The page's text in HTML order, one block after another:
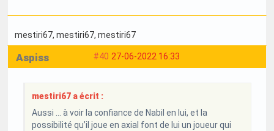
mestiri67, mestiri67, mestiri67
#40 27-06-2022 16:33
Aspiss
mestiri67 a écrit :
Aussi … à voir la confiance de Nabil en lui, et la
possibilité qu’il joue en axial font de lui un joueur qui